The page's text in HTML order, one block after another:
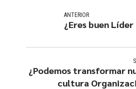
ANTERIOR
¿Eres buen Líder
¿Podemos transformar
cultura